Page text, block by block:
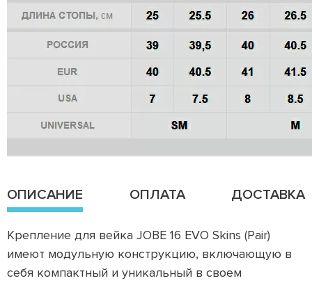
ОПИСАНИЕ ОПЛАТА ДОСТАВКА
Крепление для вейка JOBE 16 EVO Skins (Pair)
имеют модульную конструкцию, включающую в
себя компактный и уникальный в своем